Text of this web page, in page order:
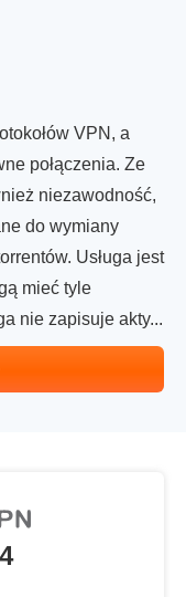
VPN, a
połączenia. Ze
niezawodność,
do wymiany
Usługa jest
mieć tyle
nie zapisuje akty...